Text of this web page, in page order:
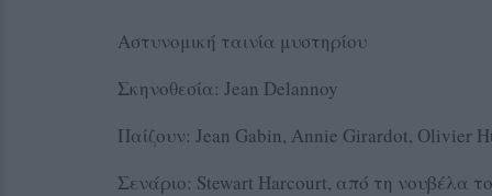
Αστυνομική ταινία μυστηρίου
Σκηνοθεσία: Jean Delannoy
Παίζουν: Jean Gabin, Annie Girardot, Olivier
Σενάριο: Stewart Harcourt, από τη νουβέλα